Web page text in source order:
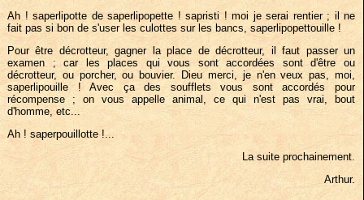
Ah ! saperlipotte de saperlipopette ! sapristi ! moi je serai rentier ; il ne
fait pas si bon de s'user les culottes sur les bancs, saperlipopettouille !
Pour être décrotteur, gagner la place de décrotteur, il faut passer un
examen ; car les places qui vous sont accordées sont d'être ou
décrotteur, ou porcher, ou bouvier. Dieu merci, je n'en veux pas, moi,
saperlipouille ! Avec ça des soufflets vous sont accordés pour
récompense ; on vous appelle animal, ce qui n'est pas vrai, bout
d'homme, etc...
Ah ! saperpouillotte !...
La suite prochainement.
Arthur.